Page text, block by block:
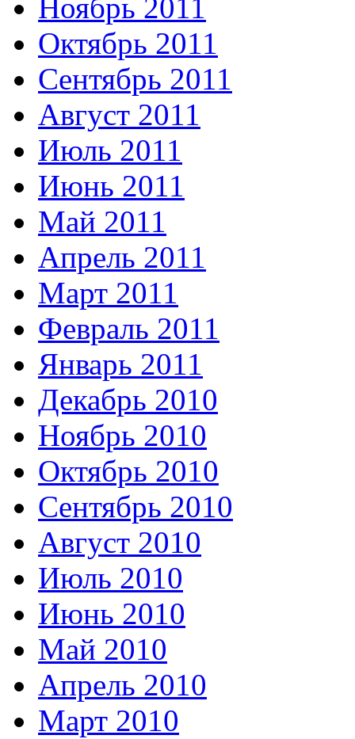
Ноябрь 2011
Октябрь 2011
Сентябрь 2011
Август 2011
Июль 2011
Июнь 2011
Май 2011
Апрель 2011
Март 2011
Февраль 2011
Январь 2011
Декабрь 2010
Ноябрь 2010
Октябрь 2010
Сентябрь 2010
Август 2010
Июль 2010
Июнь 2010
Май 2010
Апрель 2010
Март 2010